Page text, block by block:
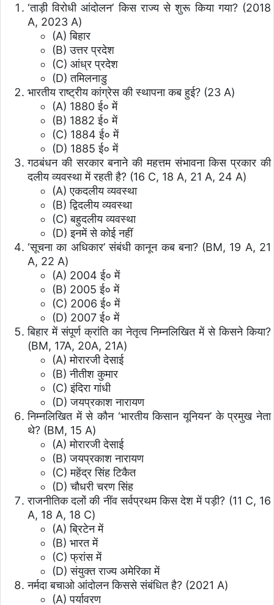
‘ताड़ी विरोधी आंदोलन’ किस राज्य से शुरू किया गया? (2018
A, 2023 A)
(A) बिहार
(B) उत्तर प्रदेश
(C) आंध्र प्रदेश
(D) तमिलनाडु
भारतीय राष्ट्रीय कांग्रेस की स्थापना कब हुई? (23 A)
(A) 1880 ई० में
(B) 1882 ई० में
(C) 1884 ई० में
(D) 1885 ई० में
गठबंधन की सरकार बनाने की महत्तम संभावना किस प्रकार की
दलीय व्यवस्था में रहती है? (16 C, 18 A, 21 A, 24 A)
(A) एकदलीय व्यवस्था
(B) द्विदलीय व्यवस्था
(C) बहुदलीय व्यवस्था
(D) इनमें से कोई नहीं
‘सूचना का अधिकार’ संबंधी कानून कब बना? (BM, 19 A, 21
A, 22 A)
(A) 2004 ई० में
(B) 2005 ई० में
(C) 2006 ई० में
(D) 2007 ई० में
बिहार में संपूर्ण क्रांति का नेतृत्व निम्नलिखित में से किसने किया?
(BM, 17A, 20A, 21A)
(A) मोरारजी देसाई
(B) नीतीश कुमार
(C) इंदिरा गांधी
(D) जयप्रकाश नारायण
निम्नलिखित में से कौन ‘भारतीय किसान यूनियन’ के प्रमुख नेता
थे? (BM, 15 A)
(A) मोरारजी देसाई
(B) जयप्रकाश नारायण
(C) महेंद्र सिंह टिकैत
(D) चौधरी चरण सिंह
राजनीतिक दलों की नींव सर्वप्रथम किस देश में पड़ी? (11 C, 16
A, 18 A, 18 C)
(A) ब्रिटेन में
(B) भारत में
(C) फ्रांस में
(D) संयुक्त राज्य अमेरिका में
नर्मदा बचाओ आंदोलन किससे संबंधित है? (2021 A)
(A) पर्यावरण